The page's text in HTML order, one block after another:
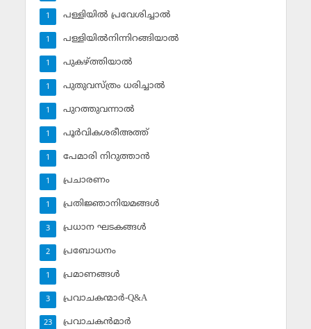
പള്ളിയില്‍ പ്രവേശിച്ചാല്‍
1
പള്ളിയില്‍നിന്നിറങ്ങിയാല്‍
1
പുകഴ്ത്തിയാല്‍
1
പുതുവസ്ത്രം ധരിച്ചാല്‍
1
പുറത്തുവന്നാല്‍
1
പൂര്‍വികശരീഅത്ത്
1
പേമാരി നിറുത്താന്‍
1
പ്രചാരണം
1
പ്രതിജ്ഞാനിയമങ്ങള്‍
1
പ്രധാന ഘടകങ്ങള്‍
3
പ്രബോധനം
2
പ്രമാണങ്ങള്‍
1
പ്രവാചകന്മാര്‍-Q&A
3
പ്രവാചകന്‍മാര്‍
23